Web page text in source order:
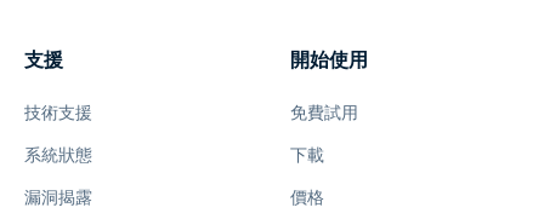
支援
技術支援
系統狀態
漏洞揭露
開始使用
免費試用
下載
價格